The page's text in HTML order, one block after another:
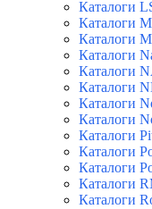
Каталоги
Каталоги
Каталоги
Каталоги
Каталоги
Каталоги
Каталоги
Каталоги
Каталоги
Каталоги
Каталоги
Каталоги
Каталоги